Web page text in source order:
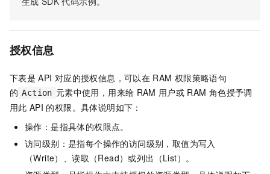
授权信息
下表是 API 对应的授权信息，可以在 RAM 权限策略语句
的 Action 元素中使用，用来给 RAM 用户或 RAM 角色授予调
用此 API 的权限。具体说明如下：
操作：是指具体的权限点。
访问级别：是指每个操作的访问级别，取值为写入
（Write）、读取（Read）或列出（List）。